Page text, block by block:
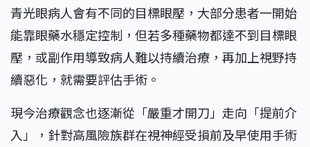
青光眼病人會有不同的目標眼壓，大部分患者一開始
能靠眼藥水穩定控制，但若多種藥物都達不到目標眼
壓，或副作用導致病人難以持續治療，再加上視野持
續惡化，就需要評估手術。
現今治療觀念也逐漸從「嚴重才開刀」走向「提前介
入」，針對高風險族群在視神經受損前及早使用手術